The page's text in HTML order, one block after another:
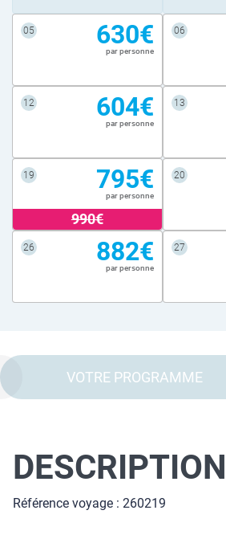
05 630€
par personne
06
12 604€
par personne
13
19 795€
par personne
990€
20
26 882€
par personne
27
VOTRE PROGRAMME
DESCRIPTION
Référence voyage : 260219